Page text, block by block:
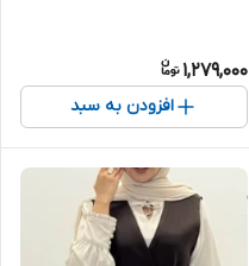
1,279,000
افزودن به سبد